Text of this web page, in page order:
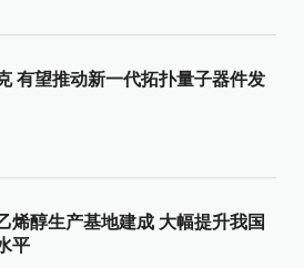
有望推动新一代拓扑量子器件发
烯醇生产基地建成 大幅提升我国
平